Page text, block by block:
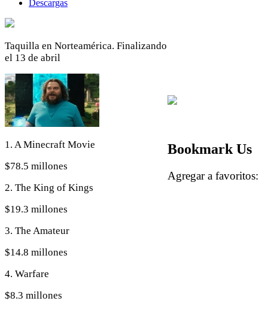
Descargas
Taquilla en Norteamérica. Finalizando
el 13 de abril
1. A Minecraft Movie
$78.5 millones
2. The King of Kings
$19.3 millones
3. The Amateur
$14.8 millones
4. Warfare
$8.3 millones
Bookmark Us
Agregar a